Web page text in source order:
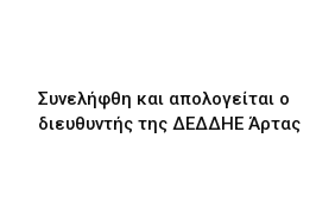
Συνελήφθη και απολογείται ο
διευθυντής της ΔΕΔΔΗΕ Άρτας